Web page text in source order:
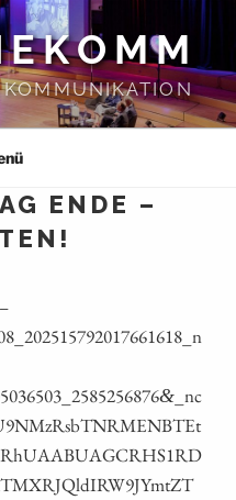
KOMMUNIKATION
ENDE –
& _nc